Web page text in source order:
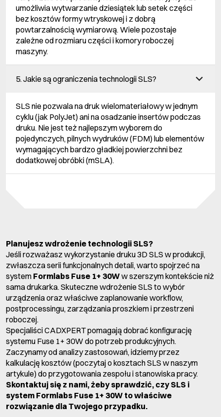
umożliwia wytwarzanie dziesiątek lub setek części
bez kosztów formy wtryskowej i z dobrą
powtarzalnością wymiarową. Wiele pozostaje
zależne od rozmiaru części i komory roboczej
maszyny.
5. Jakie są ograniczenia technologii SLS?
SLS nie pozwala na druk wielomateriałowy w jednym
cyklu (jak PolyJet) ani na osadzanie insertów podczas
druku. Nie jest też najlepszym wyborem do
pojedynczych, pilnych wydruków (FDM) lub elementów
wymagających bardzo gładkiej powierzchni bez
dodatkowej obróbki (mSLA).
Planujesz wdrożenie technologii SLS?
Jeśli rozważasz wykorzystanie druku 3D SLS w produkcji,
zwłaszcza serii funkcjonalnych detali, warto spojrzeć na
system Formlabs Fuse 1+ 30Ww szerszym kontekście niż
sama drukarka. Skuteczne wdrożenie SLS to wybór
urządzenia oraz właściwe zaplanowanie workflow,
postprocessingu, zarządzania proszkiem i przestrzeni
roboczej.
Specjaliści CADXPERT pomagają dobrać konfigurację
systemu Fuse 1+ 30W do potrzeb produkcyjnych.
Zaczynamy od analizy zastosowań, idziemy przez
kalkulację kosztów (poczytaj o kosztach SLS w naszym
artykule) do przygotowania zespołu i stanowiska pracy.
Skontaktuj się z nami, żeby sprawdzić, czy SLS i
system Formlabs Fuse 1+ 30W to właściwe
rozwiązanie dla Twojego przypadku.